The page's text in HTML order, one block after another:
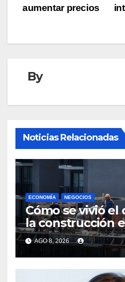
aumentar precios
By
Noticias Relacionadas
ECONOMÍA NEGOCIOS
Cómo se vivió
la construcción
Maldonado, un
departamento
sector tiene sus
particularidades
AGO 8, 2026